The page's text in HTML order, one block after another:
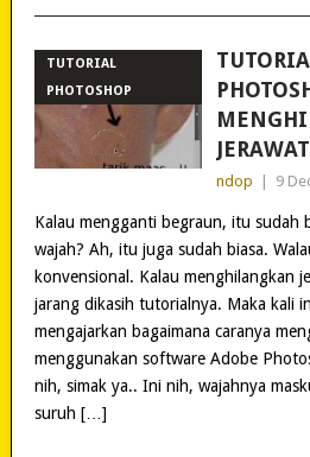
TUTORIAL
PHOTOSHOP
JERAWAT
ndop 9
Kalau mengganti begraun, itu sudah
wajah? Ah, itu juga sudah biasa.
konvensional. Kalau menghilangkan
jarang dikasih tutorialnya. Maka kali
mengajarkan bagaimana caranya
menggunakan software Adobe
nih, simak ya.. Ini nih, wajahnya
suruh […]